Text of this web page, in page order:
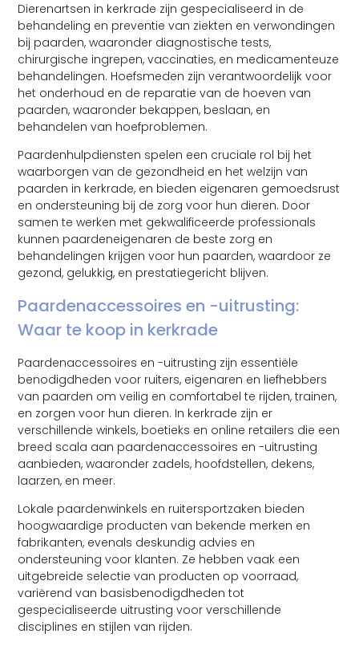
Dierenartsen in kerkrade zijn gespecialiseerd in de
behandeling en preventie van ziekten en verwondingen
bij paarden, waaronder diagnostische tests,
chirurgische ingrepen, vaccinaties, en medicamenteuze
behandelingen. Hoefsmeden zijn verantwoordelijk voor
het onderhoud en de reparatie van de hoeven van
paarden, waaronder bekappen, beslaan, en
behandelen van hoefproblemen.
Paardenhulpdiensten spelen een cruciale rol bij het
waarborgen van de gezondheid en het welzijn van
paarden in kerkrade, en bieden eigenaren gemoedsrust
en ondersteuning bij de zorg voor hun dieren. Door
samen te werken met gekwalificeerde professionals
kunnen paardeneigenaren de beste zorg en
behandelingen krijgen voor hun paarden, waardoor ze
gezond, gelukkig, en prestatiegericht blijven.
Paardenaccessoires en -uitrusting:
Waar te koop in kerkrade
Paardenaccessoires en -uitrusting zijn essentiële
benodigdheden voor ruiters, eigenaren en liefhebbers
van paarden om veilig en comfortabel te rijden, trainen,
en zorgen voor hun dieren. In kerkrade zijn er
verschillende winkels, boetieks en online retailers die een
breed scala aan paardenaccessoires en -uitrusting
aanbieden, waaronder zadels, hoofdstellen, dekens,
laarzen, en meer.
Lokale paardenwinkels en ruitersportzaken bieden
hoogwaardige producten van bekende merken en
fabrikanten, evenals deskundig advies en
ondersteuning voor klanten. Ze hebben vaak een
uitgebreide selectie van producten op voorraad,
variërend van basisbenodigdheden tot
gespecialiseerde uitrusting voor verschillende
disciplines en stijlen van rijden.